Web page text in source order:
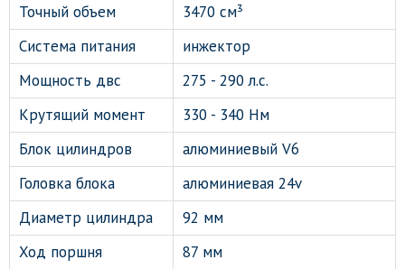
Точный объем
3470 см³
Система питания
инжектор
Мощность двс
275 - 290 л.с.
Крутящий момент
330 - 340 Нм
Блок цилиндров
алюминиевый V6
Головка блока
алюминиевая 24v
Диаметр цилиндра
92 мм
Ход поршня
87 мм